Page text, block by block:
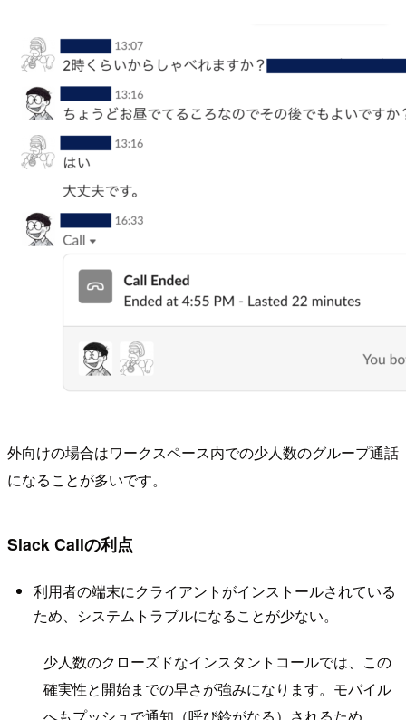
外向けの場合はワークスペース内での少人数のグループ通話
になることが多いです。
Slack Callの利点
利用者の端末にクライアントがインストールされている
ため、システムトラブルになることが少ない。
少人数のクローズドなインスタントコールでは、この
確実性と開始までの早さが強みになります。モバイル
へもプッシュで通知（呼び鈴がなる）されるため、